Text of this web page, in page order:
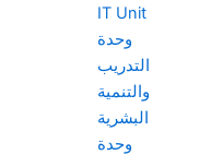
IT Unit
وحدة
التدريب
والتنمية
البشرية
وحدة